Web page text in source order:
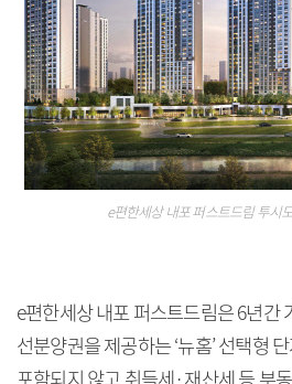
e편한세상 내포 퍼스트드림 투시
e편한세상 내포 퍼스트드림은 6년간
선분양권을 제공하는 ‘뉴홈’ 선택형